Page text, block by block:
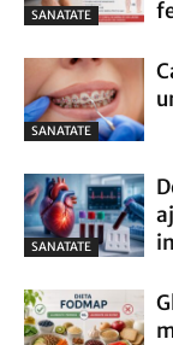
SANATATE
SANATATE
SANATATE